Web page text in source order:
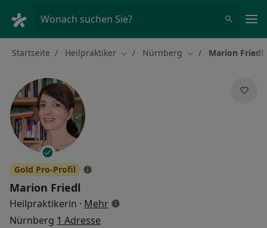
Wonach suchen Sie?
Startseite Heilpraktiker Stadt ändern
Nürnberg Stadt ändern
Marion Friedl
Gold Pro-Profil
Marion Friedl
Heilpraktikerin · Mehrüber Spezialisierungen
Nürnberg 1 Adresse